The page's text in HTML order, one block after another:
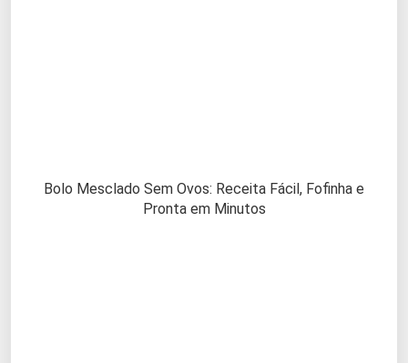
Bolo Mesclado Sem Ovos: Receita Fácil, Fofinha e
Pronta em Minutos